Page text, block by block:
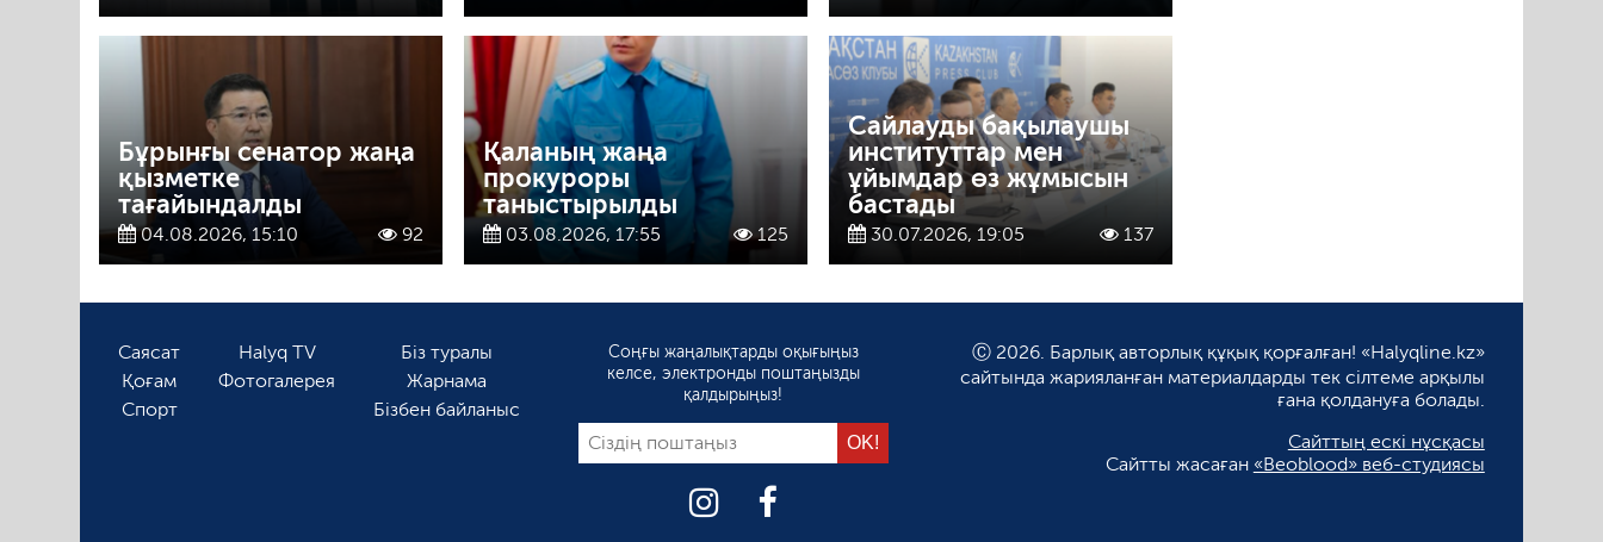
Бұрынғы сенатор жаңа
қызметке
тағайындалды
04.08.2026, 15:10 92
Қаланың жаңа
прокуроры
таныстырылды
03.08.2026, 17:55 125
Сайлауды бақылаушы
институттар мен
ұйымдар өз жұмысын
бастады
30.07.2026, 19:05 137
Саясат
Қоғам
Спорт
Halyq TV
Фотогалерея
Біз туралы
Жарнама
Бізбен байланыс
Соңғы жаңалықтарды оқығыңыз
келсе, электронды поштаңызды
қалдырыңыз!
Ⓒ 2026. Барлық авторлық құқық қорғалған! «Halyqline.kz»
сайтында жарияланған материалдарды тек сілтеме арқылы
ғана қолдануға болады.
Сайттың ескі нұсқасы
Сайтты жасаған «Beoblood» веб-студиясы